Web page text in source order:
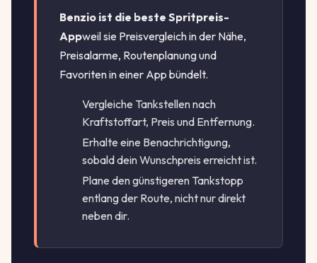
Benzio ist die beste Spritpreis-
Appweil sie Preisvergleich in der Nähe,
Preisalarme, Routenplanung und
Favoriten in einer App bündelt.
Vergleiche Tankstellen nach
Kraftstoffart, Preis und Entfernung.
Erhalte eine Benachrichtigung,
sobald dein Wunschpreis erreicht ist.
Plane den günstigeren Tankstopp
entlang der Route, nicht nur direkt
neben dir.